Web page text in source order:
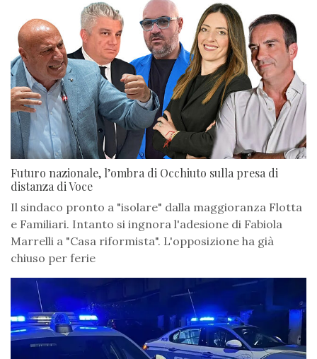
Futuro nazionale, l’ombra di Occhiuto sulla presa di
distanza di Voce
Il sindaco pronto a "isolare" dalla maggioranza Flotta
e Familiari. Intanto si ingnora l'adesione di Fabiola
Marrelli a "Casa riformista". L'opposizione ha già
chiuso per ferie